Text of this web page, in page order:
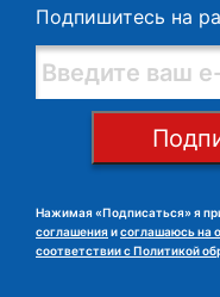
Подпишитесь на
Нажимая «Подписаться» я
соглашения исоглашаюсь на
соответствии с Политикой